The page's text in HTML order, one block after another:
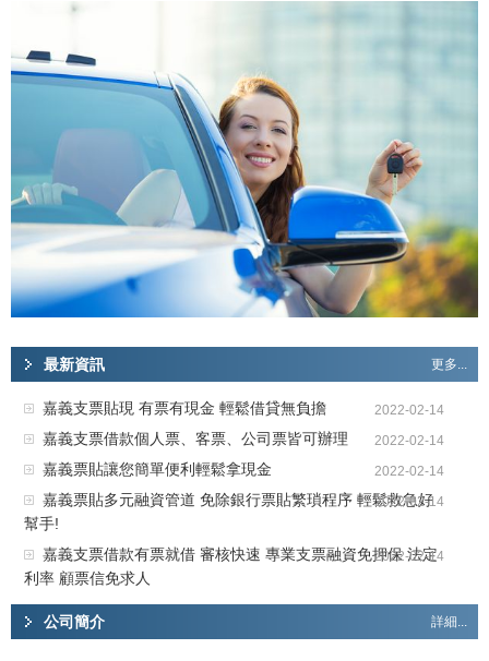
最新資訊 更多...
嘉義支票貼現 有票有現金 輕鬆借貸無負擔 2022-02-14
嘉義支票借款個人票、客票、公司票皆可辦理 2022-02-14
嘉義票貼讓您簡單便利輕鬆拿現金 2022-02-14
嘉義票貼多元融資管道 免除銀行票貼繁瑣程序 輕鬆救急好
幫手!
2022-02-14
嘉義支票借款有票就借 審核快速 專業支票融資免押保 法定
利率 顧票信免求人
2022-02-14
公司簡介 詳細...